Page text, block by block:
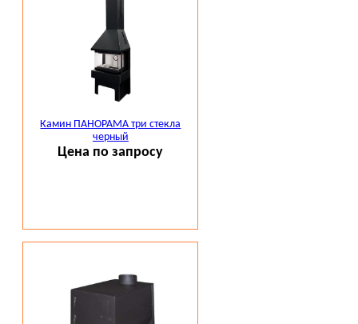
Камин ПАНОРАМА три стекла
черный
Цена по запросу